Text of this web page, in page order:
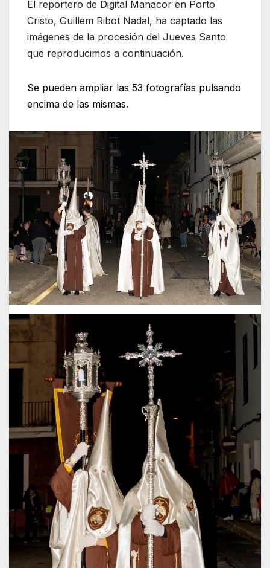
El reportero de Digital Manacor en Porto
Cristo, Guillem Ribot Nadal, ha captado las
imágenes de la procesión del Jueves Santo
que reproducimos a continuación.
Se pueden ampliar las 53 fotografías pulsando
encima de las mismas.